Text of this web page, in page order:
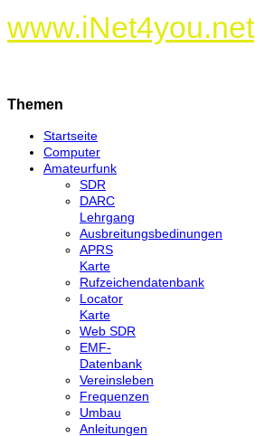
www.iNet4you.net
Themen
Startseite
Computer
Amateurfunk
SDR
DARC
Lehrgang
Ausbreitungsbedinungen
APRS
Karte
Rufzeichendatenbank
Locator
Karte
Web SDR
EMF-
Datenbank
Vereinsleben
Frequenzen
Umbau
Anleitungen